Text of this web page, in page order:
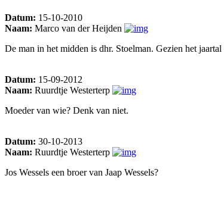
Datum: 15-10-2010
Naam: Marco van der Heijden
De man in het midden is dhr. Stoelman. Gezien het
Datum: 15-09-2012
Naam: Ruurdtje Westerterp
Moeder van wie? Denk van niet.
Datum: 30-10-2013
Naam: Ruurdtje Westerterp
Jos Wessels een broer van Jaap Wessels?